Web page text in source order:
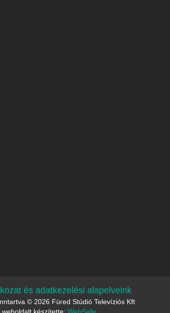
és adatkezelési alapelveink
© 2026 Füred Stúdió Televíziós Kft